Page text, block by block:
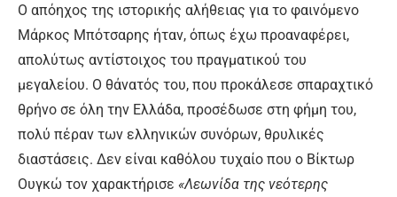
Ο απόηχος της ιστορικής αλήθειας για το φαινόμενο
Μάρκος Μπότσαρης ήταν, όπως έχω προαναφέρει,
απολύτως αντίστοιχος του πραγματικού του
μεγαλείου. Ο θάνατός του, που προκάλεσε σπαραχτικό
θρήνο σε όλη την Ελλάδα, προσέδωσε στη φήμη του,
πολύ πέραν των ελληνικών συνόρων, θρυλικές
διαστάσεις. Δεν είναι καθόλου τυχαίο που ο Βίκτωρ
Ουγκώ τον χαρακτήρισε «Λεωνίδα της νεότερης